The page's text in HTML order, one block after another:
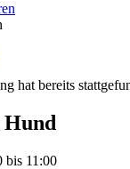
hat bereits
bis 11:00